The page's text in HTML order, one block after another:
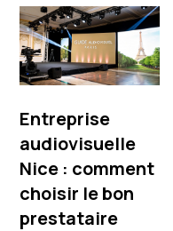
Entreprise
audiovisuelle
Nice : comment
choisir le bon
prestataire